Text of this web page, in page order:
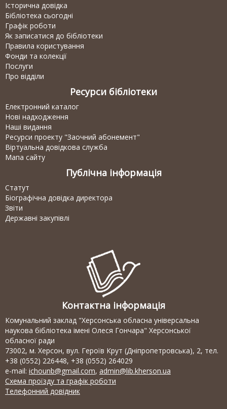
Історична довідка
Бібліотека сьогодні
Графік роботи
Як записатися до бібліотеки
Правила користування
Фонди та колекції
Послуги
Про відділи
Ресурси бібліотеки
Електронний каталог
Нові надходження
Наші видання
Ресурси проекту "Заочний абонемент"
Віртуальна довідкова служба
Мапа сайту
Публічна інформація
Статут
Біографічна довідка директора
Звіти
Державні закупівлі
Контактна інформація
Комунальний заклад "Херсонська обласна універсальна
наукова бібліотека імені Олеся Гончара" Херсонської
обласної ради
73002, м. Херсон, вул. Героїв Крут (Дніпропетровська), 2, тел.
+38 (0552) 226448, +38 (0552) 264029
e-mail: ichounb@gmail.com, admin@lib.kherson.ua
Схема проїзду та графік роботи
Телефонний довідник